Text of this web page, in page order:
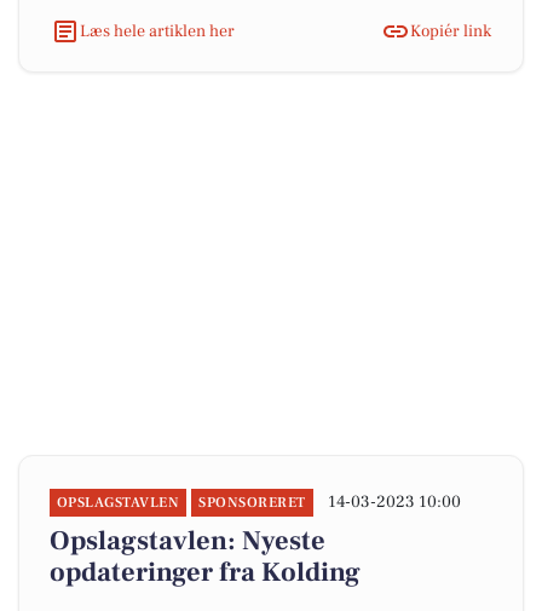
Læs hele artiklen her
Kopiér link
OPSLAGSTAVLEN SPONSORERET 14-03-2023 10:00
Opslagstavlen: Nyeste
opdateringer fra Kolding